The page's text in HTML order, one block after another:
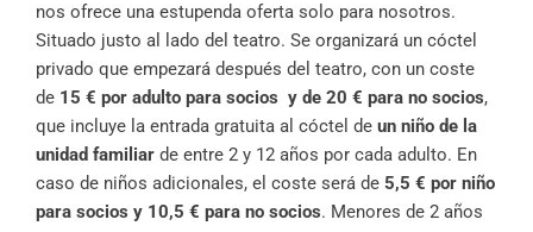
nos ofrece una estupenda oferta solo para nosotros.
Situado justo al lado del teatro. Se organizará un cóctel
privado que empezará después del teatro, con un coste
de 15 € por adulto para socios y de 20 € para no socios,
que incluye la entrada gratuita al cóctel de un niño de la
unidad familiar de entre 2 y 12 años por cada adulto. En
caso de niños adicionales, el coste será de 5,5 € por niño
para socios y 10,5 € para no socios. Menores de 2 años